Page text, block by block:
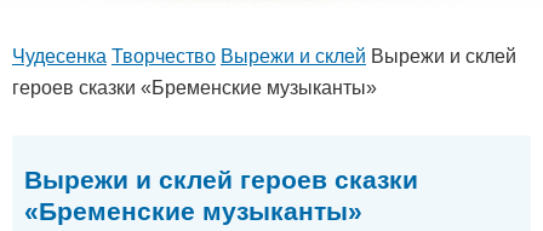
Чудесенка Творчество Вырежи и склей Вырежи и склей
героев сказки «Бременские музыканты»
Вырежи и склей героев сказки
«Бременские музыканты»